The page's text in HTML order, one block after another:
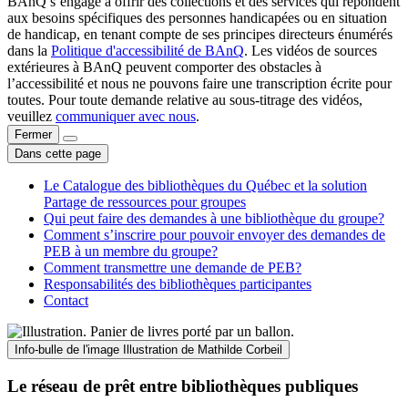
aux besoins spécifiques des personnes handicapées ou en situation
de handicap, en tenant compte de ses principes directeurs énumérés
dans la Politique d'accessibilité de BAnQ. Les vidéos de sources
extérieures à BAnQ peuvent comporter des obstacles à
l’accessibilité et nous ne pouvons faire une transcription écrite pour
toutes. Pour toute demande relative au sous-titrage des vidéos,
veuillez communiquer avec nous.
Fermer
Dans cette page
Le Catalogue des bibliothèques du Québec et la solution
Partage de ressources pour groupes
Qui peut faire des demandes à une bibliothèque du groupe?
Comment s’inscrire pour pouvoir envoyer des demandes de
PEB à un membre du groupe?
Comment transmettre une demande de PEB?
Responsabilités des bibliothèques participantes
Contact
Info-bulle de l'image Illustration de Mathilde Corbeil
Le réseau de prêt entre bibliothèques publiques